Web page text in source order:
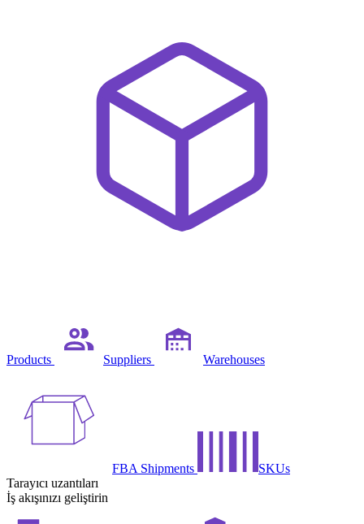
Products Suppliers Warehouses
FBA Shipments
SKUs
Tarayıcı uzantıları
İş akışınızı geliştirin